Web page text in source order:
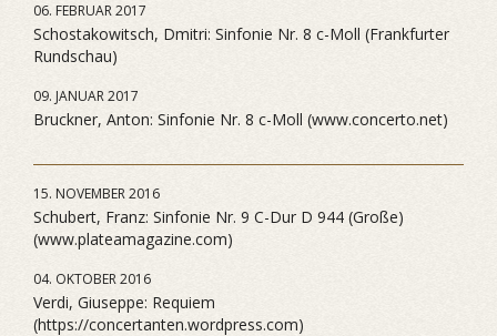
06. FEBRUAR 2017
Schostakowitsch, Dmitri: Sinfonie Nr. 8 c-Moll (Frankfurter
Rundschau)
09. JANUAR 2017
Bruckner, Anton: Sinfonie Nr. 8 c-Moll (www.concerto.net)
15. NOVEMBER 2016
Schubert, Franz: Sinfonie Nr. 9 C-Dur D 944 (Große)
(www.plateamagazine.com)
04. OKTOBER 2016
Verdi, Giuseppe: Requiem
(https://concertanten.wordpress.com)